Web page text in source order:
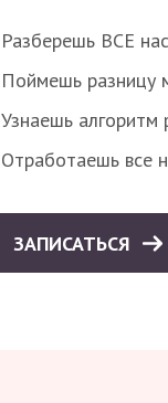
Разберешь ВСЕ
Поймешь разницу
Узнаешь
Отработаешь все
ЗАПИСАТЬСЯ